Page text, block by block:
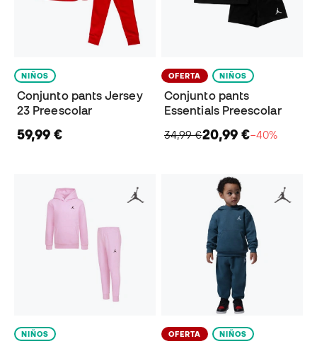
NIÑOS
Conjunto pants Jersey
23 Preescolar
59,99 €
OFERTA NIÑOS
Conjunto pants
Essentials Preescolar
34,99 €20,99 €−40%
NIÑOS OFERTA NIÑOS